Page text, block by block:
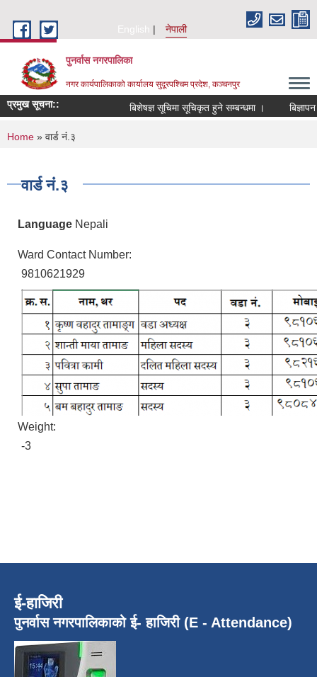
English
नेपाली
पुनर्वास नगरपालिका
नगर कार्यपालिकाको कार्यालय सुदूरपश्चिम प्रदेश, कञ्चनपुर
प्रमुख सूचना:: बिशेषज्ञ सूचिमा सूचिकृत हुने सम्बन्धमा ।
You are here
Home » वार्ड नंं.३
वार्ड नंं.३
Language Nepali
Ward Contact Number:
9810621929
Weight:
-3
ई-हाजिरी
पुनर्वास नगरपालिकाको ई- हाजिरी (E - Attendance)